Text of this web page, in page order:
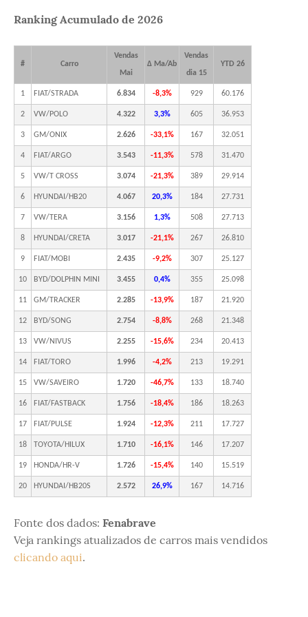
Ranking Acumulado de 2026
# Carro
Vendas
Mai
Δ Ma/Ab
Vendas
dia 15
YTD 26
1 FIAT/STRADA 6.834 -8,3% 929 60.176
2 VW/POLO 4.322 3,3% 605 36.953
3 GM/ONIX 2.626 -33,1% 167 32.051
4 FIAT/ARGO 3.543 -11,3% 578 31.470
5 VW/T CROSS 3.074 -21,3% 389 29.914
6 HYUNDAI/HB20 4.067 20,3% 184 27.731
7 VW/TERA 3.156 1,3% 508 27.713
8 HYUNDAI/CRETA 3.017 -21,1% 267 26.810
9 FIAT/MOBI 2.435 -9,2% 307 25.127
10 BYD/DOLPHIN MINI 3.455 0,4% 355 25.098
11 GM/TRACKER 2.285 -13,9% 187 21.920
12 BYD/SONG 2.754 -8,8% 268 21.348
13 VW/NIVUS 2.255 -15,6% 234 20.413
14 FIAT/TORO 1.996 -4,2% 213 19.291
15 VW/SAVEIRO 1.720 -46,7% 133 18.740
16 FIAT/FASTBACK 1.756 -18,4% 186 18.263
17 FIAT/PULSE 1.924 -12,3% 211 17.727
18 TOYOTA/HILUX 1.710 -16,1% 146 17.207
19 HONDA/HR-V 1.726 -15,4% 140 15.519
20 HYUNDAI/HB20S 2.572 26,9% 167 14.716
Fonte dos dados: Fenabrave
Veja rankings atualizados de carros mais vendidos
clicando aqui.